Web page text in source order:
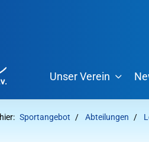
Unser Verein
Sportangebot Abteilungen